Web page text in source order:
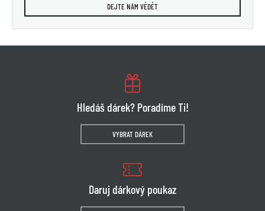
DEJTE NÁM VĚDĚT
Hledáš dárek? Poradíme Ti!
VYBRAT DÁREK
Daruj dárkový poukaz